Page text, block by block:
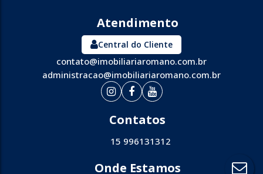
Central do Cliente
contato@imobiliariaromano.com.br
administracao@imobiliariaromano.com.br
15 996131312